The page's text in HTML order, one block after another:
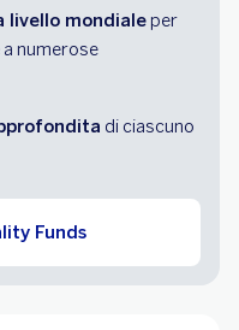
livello mondiale per
numerose
di ciascuno
Funds